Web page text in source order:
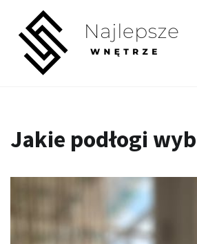
content
Jakie podłogi